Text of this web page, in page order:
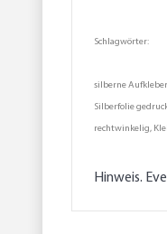
Schlagwörter:
silberne
Silberfolie
rechtwinkelig,
Hinweis.